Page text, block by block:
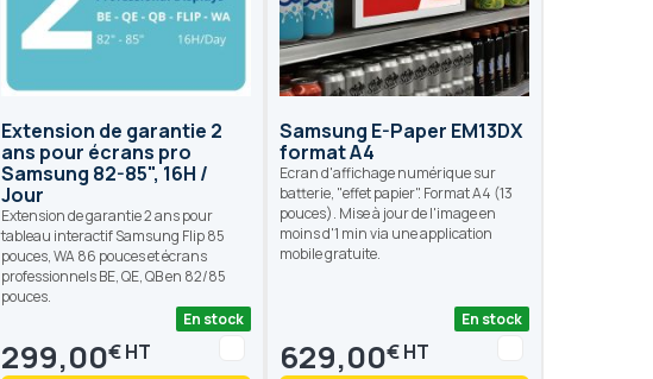
Extension de garantie 2
ans pour écrans pro
Samsung 82-85", 16H /
Jour
Extension de garantie 2 ans pour
tableau interactif Samsung Flip 85
pouces, WA 86 pouces et écrans
professionnels BE, QE, QB en 82/85
pouces.
En stock
299,00€
Samsung E-Paper EM13DX
format A4
Ecran d'affichage numérique sur
batterie, "effet papier". Format A4 (13
pouces). Mise à jour de l'image en
moins d'1 min via une application
mobile gratuite.
En stock
629,00€